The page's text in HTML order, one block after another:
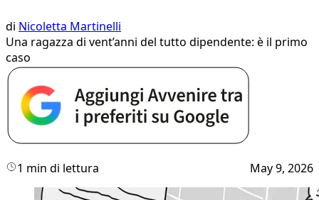
di Nicoletta Martinelli
Una ragazza di vent’anni del tutto dipendente: è il primo
caso
1 min di lettura May 9, 2026